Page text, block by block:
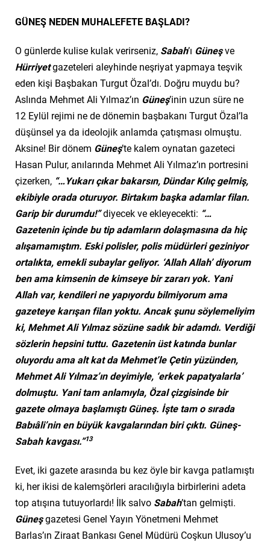
GÜNEŞ NEDEN MUHALEFETE BAŞLADI?
O günlerde kulise kulak verirseniz, Sabah’ı Güneşve
Hürriyetgazeteleri aleyhinde neşriyat yapmaya teşvik
eden kişi Başbakan Turgut Özal’dı. Doğru muydu bu?
Aslında Mehmet Ali Yılmaz’ın Güneş’inin uzun süre ne
12 Eylül rejimi ne de dönemin başbakanı Turgut Özal’la
düşünsel ya da ideolojik anlamda çatışması olmuştu.
Aksine! Bir dönem Güneş’te kalem oynatan gazeteci
Hasan Pulur, anılarında Mehmet Ali Yılmaz’ın portresini
çizerken, “…Yukarı çıkar bakarsın, Dündar Kılıç gelmiş,
ekibiyle orada oturuyor. Birtakım başka adamlar filan.
Garip bir durumdu!”diyecek ve ekleyecekti: “…
Gazetenin içinde bu tip adamların dolaşmasına da hiç
alışamamıştım. Eski polisler, polis müdürleri geziniyor
ortalıkta, emekli subaylar geliyor. ‘Allah Allah’ diyorum
ben ama kimsenin de kimseye bir zararı yok. Yani
Allah var, kendileri ne yapıyordu bilmiyorum ama
gazeteye karışan filan yoktu. Ancak şunu söylemeliyim
ki, Mehmet Ali Yılmaz sözüne sadık bir adamdı. Verdiği
sözlerin hepsini tuttu. Gazetenin üst katında bunlar
oluyordu ama alt kat da Mehmet’le Çetin yüzünden,
Mehmet Ali Yılmaz’ın deyimiyle, ‘erkek papatyalarla’
dolmuştu. Yani tam anlamıyla, Özal çizgisinde bir
gazete olmaya başlamıştı Güneş. İşte tam o sırada
Babıâli’nin en büyük kavgalarından biri çıktı. Güneş-
Sabah kavgası.”13
Evet, iki gazete arasında bu kez öyle bir kavga patlamıştı
ki, her ikisi de kalemşörleri aracılığıyla birbirlerini adeta
top atışına tutuyorlardı! İlk salvo Sabah’tan gelmişti.
Güneşgazetesi Genel Yayın Yönetmeni Mehmet
Barlas’ın Ziraat Bankası Genel Müdürü Coşkun Ulusoy’u